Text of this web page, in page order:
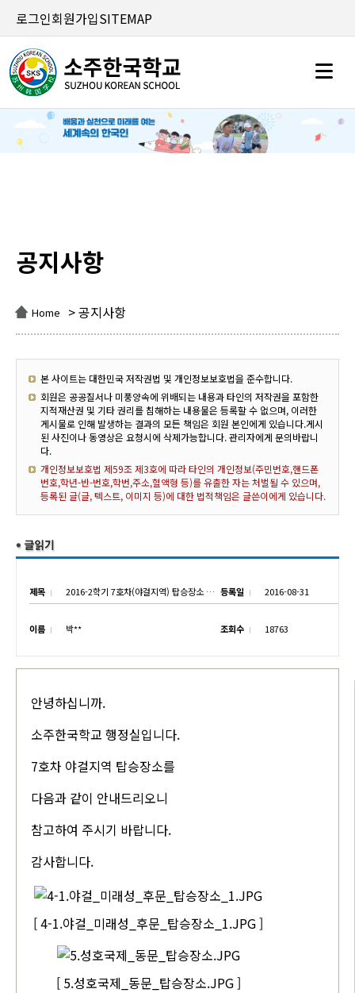
로그인회원가입SITEMAP
공지사항
Home > 공지사항
본 사이트는 대한민국 저작권법 및 개인정보보호법을 준수합니다.
회원은 공공질서나 미풍양속에 위배되는 내용과 타인의 저작권을 포함한
지적재산권 및 기타 권리를 침해하는 내용물은 등록할 수 없으며, 이러한
게시물로 인해 발생하는 결과의 모든 책임은 회원 본인에게 있습니다.게시
된 사진이나 동영상은 요청시에 삭제가능합니다. 관리자에게 문의바랍니
다.
개인정보보호법 제59조 제3호에 따라 타인의 개인정보(주민번호,핸드폰
번호,학년-반-번호,학번,주소,혈액형 등)를 유출한 자는 처벌될 수 있으며,
등록된 글(글, 텍스트, 이미지 등)에 대한 법적책임은 글쓴이에게 있습니다.
제목 2016-2학기 7호차(야걸지역) 탑승장소 안내-2 등록일 2016-08-31
이름 박** 조회수 18763
안녕하십니까.
소주한국학교 행정실입니다.
7호차 야걸지역 탑승장소를
다음과 같이 안내드리오니
참고하여 주시기 바랍니다.
감사합니다.
[ 4-1.야걸_미래성_후문_탑승장소_1.JPG ]
[ 5.성호국제_동문_탑승장소.JPG ]